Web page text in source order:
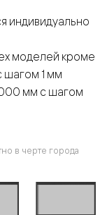
индивидуально
моделей кроме
1 мм
мм с шагом
в черте города